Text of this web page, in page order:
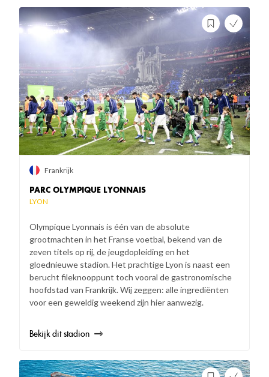
PARC OLYMPIQUE LYONNAIS
LYON
Olympique Lyonnais is één van de absolute
grootmachten in het Franse voetbal, bekend van de
zeven titels op rij, de jeugdopleiding en het
gloednieuwe stadion. Het prachtige Lyon is naast een
berucht fileknooppunt toch vooral de gastronomische
hoofdstad van Frankrijk. Wij zeggen: alle ingrediënten
voor een geweldig weekend zijn hier aanwezig.
Frankrijk
Bekijk dit stadion